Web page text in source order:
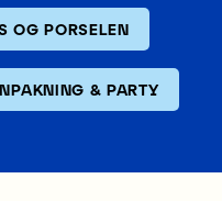
OG PORSELEN
& PARTY